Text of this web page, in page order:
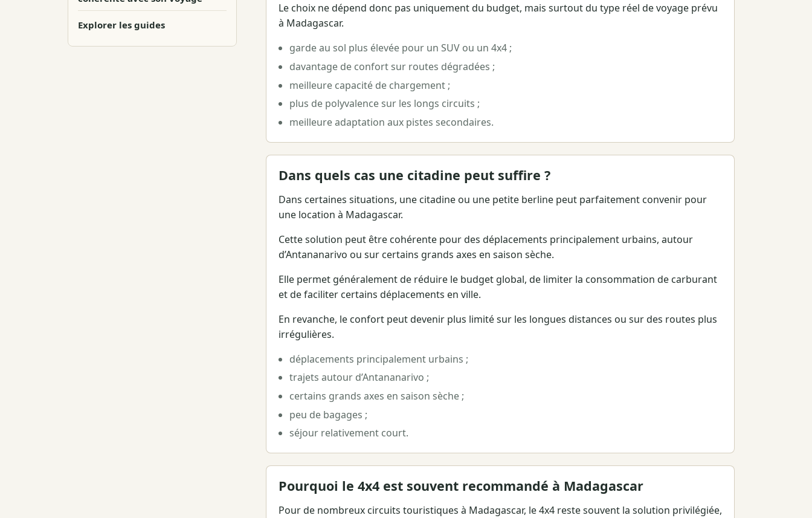
Explorer les guides
Le choix ne dépend donc pas uniquement du budget, mais surtout du type réel de voyage prévu
à Madagascar.
garde au sol plus élevée pour un SUV ou un 4x4 ;
davantage de confort sur routes dégradées ;
meilleure capacité de chargement ;
plus de polyvalence sur les longs circuits ;
meilleure adaptation aux pistes secondaires.
Dans quels cas une citadine peut suffire ?
Dans certaines situations, une citadine ou une petite berline peut parfaitement convenir pour
une location à Madagascar.
Cette solution peut être cohérente pour des déplacements principalement urbains, autour
d’Antananarivo ou sur certains grands axes en saison sèche.
Elle permet généralement de réduire le budget global, de limiter la consommation de carburant
et de faciliter certains déplacements en ville.
En revanche, le confort peut devenir plus limité sur les longues distances ou sur des routes plus
irrégulières.
déplacements principalement urbains ;
trajets autour d’Antananarivo ;
certains grands axes en saison sèche ;
peu de bagages ;
séjour relativement court.
Pourquoi le 4x4 est souvent recommandé à Madagascar
Pour de nombreux circuits touristiques à Madagascar, le 4x4 reste souvent la solution privilégiée,